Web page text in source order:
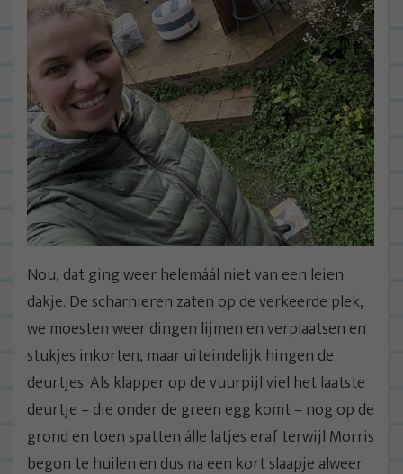
Nou, dat ging weer helemáál niet van een leien
dakje. De scharnieren zaten op de verkeerde plek,
we moesten weer dingen lijmen en verplaatsen en
stukjes inkorten, maar uiteindelijk hingen de
deurtjes. Als klapper op de vuurpijl viel het laatste
deurtje – die onder de green egg komt – nog op de
grond en toen spatten álle latjes eraf terwijl Morris
begon te huilen en dus na een kort slaapje alweer